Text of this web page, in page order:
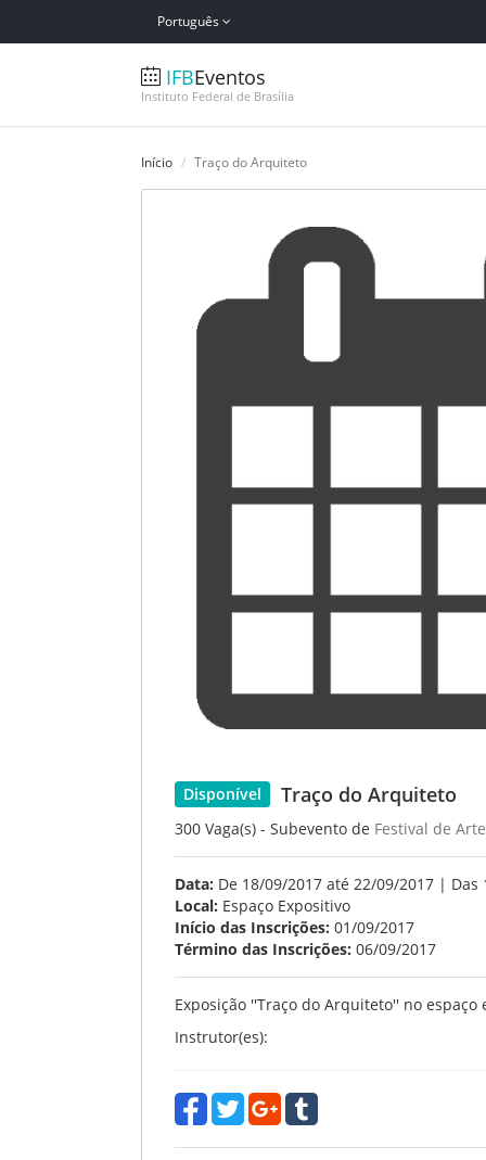
Português
IFBEventos
Instituto Federal de Brasília
Início Traço do Arquiteto
Disponível Traço do Arquiteto
300 Vaga(s) - Subevento de Festival de
Data: De 18/09/2017 até 22/09/2017 | Das
Local: Espaço Expositivo
Início das Inscrições: 01/09/2017
Término das Inscrições: 06/09/2017
Exposição ''Traço do Arquiteto'' no espaço
Instrutor(es):